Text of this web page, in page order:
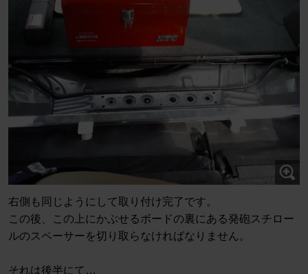
右側も同じようにして取り付け完了です。
この後、この上にかぶせるボードの裏にある発砲スチロー
ルのスペーサーを切り取らなければなりません。
それは後半にて…